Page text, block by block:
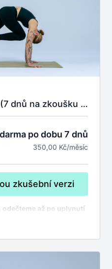
Členství na 1 měsíc (7 dnů na zkoušku zdarma)
po dobu 7 dnů
350,00 Kč/měsíc
zkušební verzi
odečteme až po uplynutí
prodlužuje,zrušit